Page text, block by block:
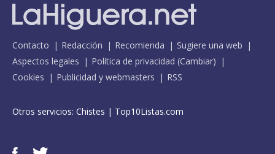
Contacto Redacción Recomienda
Sugiere una web
Aspectos legales
Política de privacidad (Cambiar)
Cookies
Publicidad y webmasters RSS
Otros servicios: Chistes | Top10Listas.com